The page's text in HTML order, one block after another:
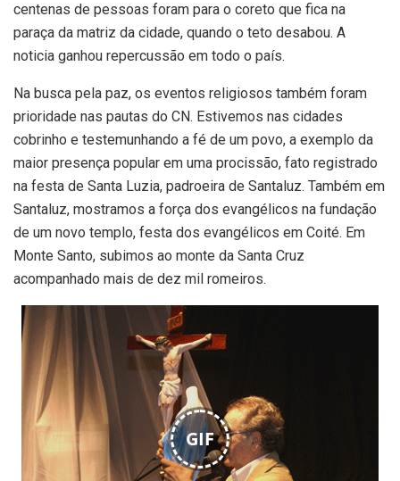
centenas de pessoas foram para o coreto que fica na
paraça da matriz da cidade, quando o teto desabou. A
noticia ganhou repercussão em todo o país.
Na busca pela paz, os eventos religiosos também foram
prioridade nas pautas do CN. Estivemos nas cidades
cobrinho e testemunhando a fé de um povo, a exemplo da
maior presença popular em uma procissão, fato registrado
na festa de Santa Luzia, padroeira de Santaluz. Também em
Santaluz, mostramos a força dos evangélicos na fundação
de um novo templo, festa dos evangélicos em Coité. Em
Monte Santo, subimos ao monte da Santa Cruz
acompanhado mais de dez mil romeiros.
GIF